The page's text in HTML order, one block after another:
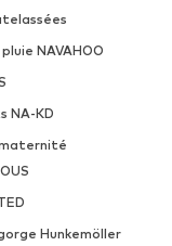
NAVAHOO
NA-KD
Hunkemöller